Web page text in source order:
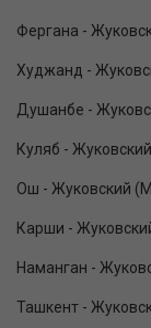
Фергана -
Худжанд -
Душанбе -
Куляб -
Ош - Жуковский
Карши -
Наманган -
Ташкент -